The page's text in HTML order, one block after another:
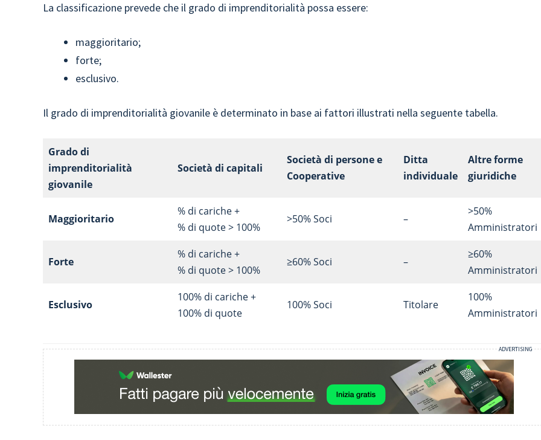
La classificazione prevede che il grado di imprenditorialità possa essere:
maggioritario;
forte;
esclusivo.
Il grado di imprenditorialità giovanile è determinato in base ai fattori illustrati nella seguente tabella.
Grado di
imprenditorialità
giovanile
Società di capitali
Società di persone e
Cooperative
Ditta
individuale
Altre forme
giuridiche
Maggioritario
% di cariche +
% di quote > 100%
>50% Soci –
>50%
Amministratori
Forte
% di cariche +
% di quote > 100%
≥60% Soci –
≥60%
Amministratori
Esclusivo
100% di cariche +
100% di quote
100% Soci Titolare
100%
Amministratori